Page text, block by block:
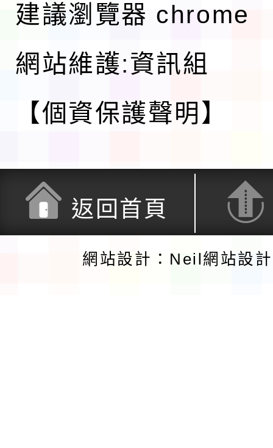
建議瀏覽器 chrome
網站維護:資訊組
【個資保護聲明】
返回首頁
網站設計：Neil網站設